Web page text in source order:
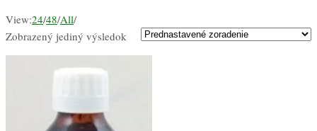
View:24/48/All/
Zobrazený jediný výsledok